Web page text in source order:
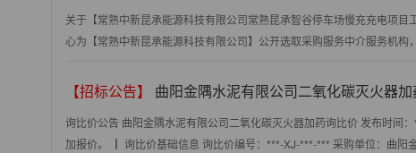
关于【常熟中新昆承能源科技有限公司常熟昆承智谷停车场慢充充电项
心为【常熟中新昆承能源科技有限公司】公开选取采购服务中介服务机构
【招标公告】 曲阳金隅水泥有限公司二氧化碳灭火器
询比价公告 曲阳金隅水泥有限公司二氧化碳灭火器加药询比价 发布时间
加报价。 ┃ 询比价基础信息 询比价编号：***-XJ-***-*** 采购单位：曲阳